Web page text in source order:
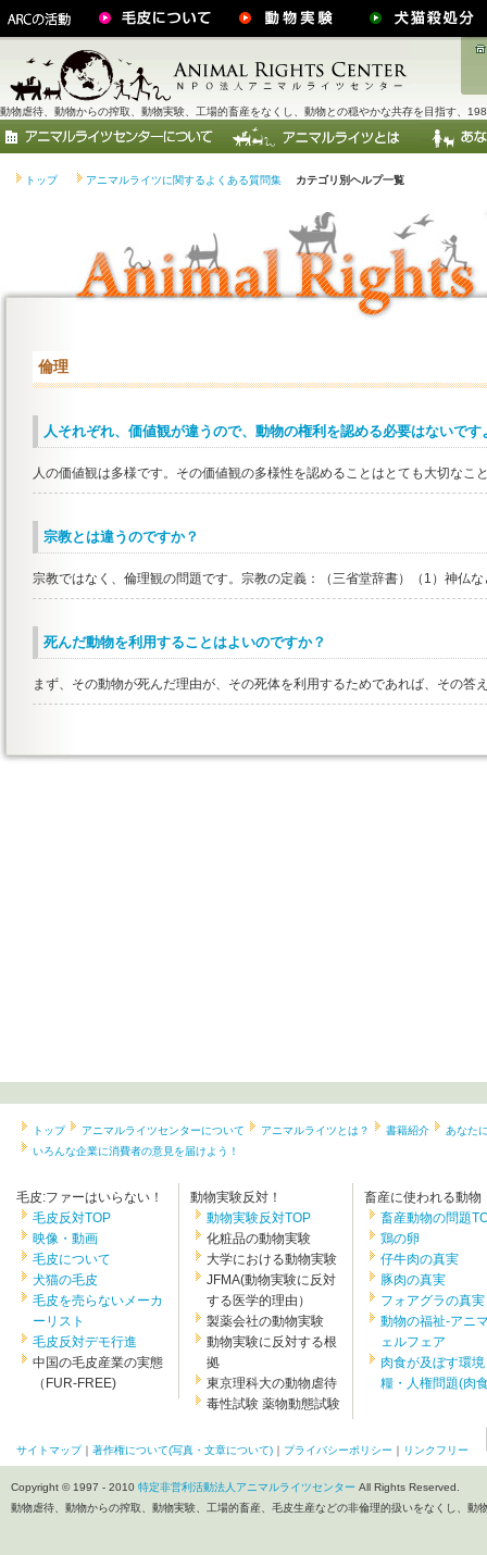
動物虐待、動物からの搾取、動物実験、工場的畜産をなくし、動物との穏やかな共存を目指す、
トップ アニマルライツに関するよくある質問集 カテゴリ別ヘルプ一覧
倫理
人それぞれ、価値観が違うので、動物の権利を認める必要はないです
人の価値観は多様です。その価値観の多様性を認めることはとても大切なこ
宗教とは違うのですか？
宗教ではなく、倫理観の問題です。宗教の定義：（三省堂辞書）（1）神仏
死んだ動物を利用することはよいのですか？
まず、その動物が死んだ理由が、その死体を利用するためであれば、その答
トップ アニマルライツセンターについて アニマルライツとは？ 書籍紹介
あなた
いろんな企業に消費者の意見を届けよう！
毛皮:ファーはいらない！
毛皮反対TOP
映像・動画
毛皮について
犬猫の毛皮
毛皮を売らないメーカ
ーリスト
毛皮反対デモ行進
中国の毛皮産業の実態
（FUR-FREE)
動物実験反対！
動物実験反対TOP
化粧品の動物実験
大学における動物実験
JFMA(動物実験に反対
する医学的理由）
製薬会社の動物実験
動物実験に反対する根
拠
東京理科大の動物虐待
毒性試験 薬物動態試験
畜産に使われる動物
畜産動物の問題
鶏の卵
仔牛肉の真実
豚肉の真実
フォアグラの真実
動物の福祉-アニ
ェルフェア
肉食が及ぼす環
糧・人権問題(肉
サイトマップ｜ 著作権について(写真・文章について) ｜ プライバシーポリシー ｜ リンクフリー
Copyright © 1997 - 2010 特定非営利活動法人アニマルライツセンター All Rights Reserved.
動物虐待、動物からの搾取、動物実験、工場的畜産、毛皮生産などの非倫理的扱いをなくし、